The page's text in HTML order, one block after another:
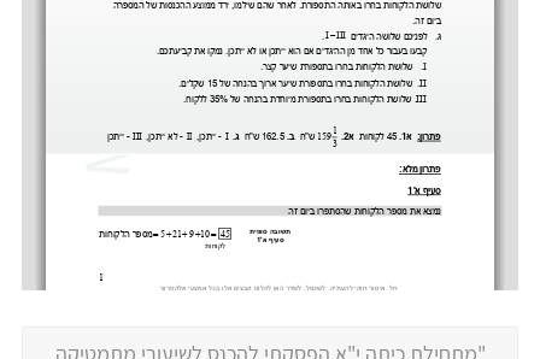
"מתחילת כיתה י"א הפסקתי להכנס לשיעורי מתמטיקה